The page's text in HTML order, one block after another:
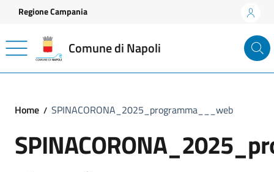
Vai ai contenuti
Vai al footer
Regione Campania
Comune di Napoli
Home SPINACORONA_2025_programma___web